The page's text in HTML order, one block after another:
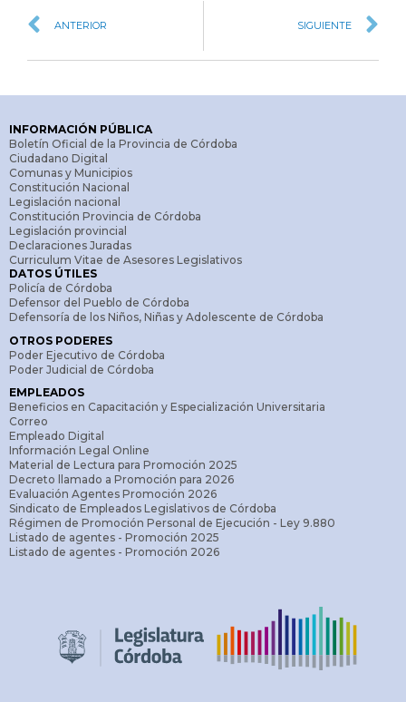
ANTERIOR SIGUIENTE
INFORMACIÓN PÚBLICA
Boletín Oficial de la Provincia de Córdoba
Ciudadano Digital
Comunas y Municipios
Constitución Nacional
Legislación nacional
Constitución Provincia de Córdoba
Legislación provincial
Declaraciones Juradas
Curriculum Vitae de Asesores Legislativos
DATOS ÚTILES
Policía de Córdoba
Defensor del Pueblo de Córdoba
Defensoría de los Niños, Niñas y Adolescente de Córdoba
OTROS PODERES
Poder Ejecutivo de Córdoba
Poder Judicial de Córdoba
EMPLEADOS
Beneficios en Capacitación y Especialización Universitaria
Correo
Empleado Digital
Información Legal Online
Material de Lectura para Promoción 2025
Decreto llamado a Promoción para 2026
Evaluación Agentes Promoción 2026
Sindicato de Empleados Legislativos de Córdoba
Régimen de Promoción Personal de Ejecución - Ley 9.880
Listado de agentes - Promoción 2025
Listado de agentes - Promoción 2026